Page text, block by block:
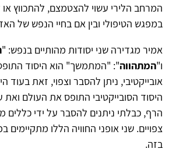
המרחב הלירי עשוי להצטמצם, להתכווץ או
במפגש הטיפולי ובין אם בחיי הנפש של
אמיר מגדירה שני יסודות מהותיים בנפש: "
ו"המתהווה": "המתמשך" הוא היסוד
אובייקטיבי, ניתן להסבר וצפוי, זאת בעוד
היסוד הסובייקטיבי התופס את העולם
הרף, כבלתי ניתנים להסבר על ידי כללים
צפויים. שני אופני החוויה הללו מתקיימים
בזה.